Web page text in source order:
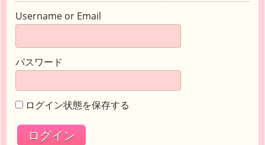
Username or Email
パスワード
ログイン状態を保存する